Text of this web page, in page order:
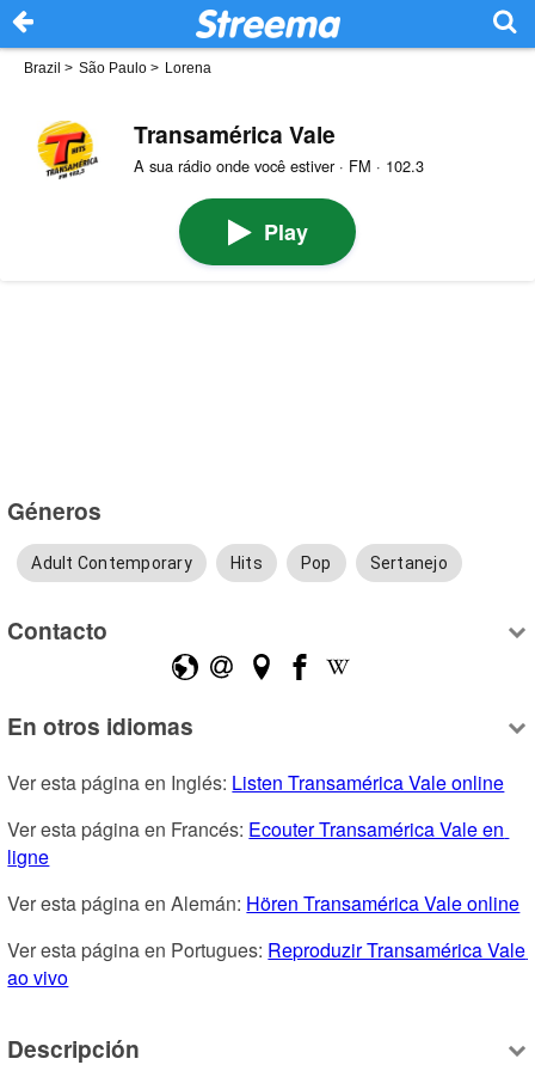
Brazil > São Paulo > Lorena
Transamérica Vale
A sua rádio onde você estiver · FM · 102.3
Play
Géneros
Adult Contemporary Hits Pop Sertanejo
Contacto
En otros idiomas
Ver esta página en Inglés: Listen Transamérica Vale online
Ver esta página en Francés: Ecouter Transamérica Vale en
ligne
Ver esta página en Alemán: Hören Transamérica Vale online
Ver esta página en Portugues: Reproduzir Transamérica Vale
ao vivo
Descripción